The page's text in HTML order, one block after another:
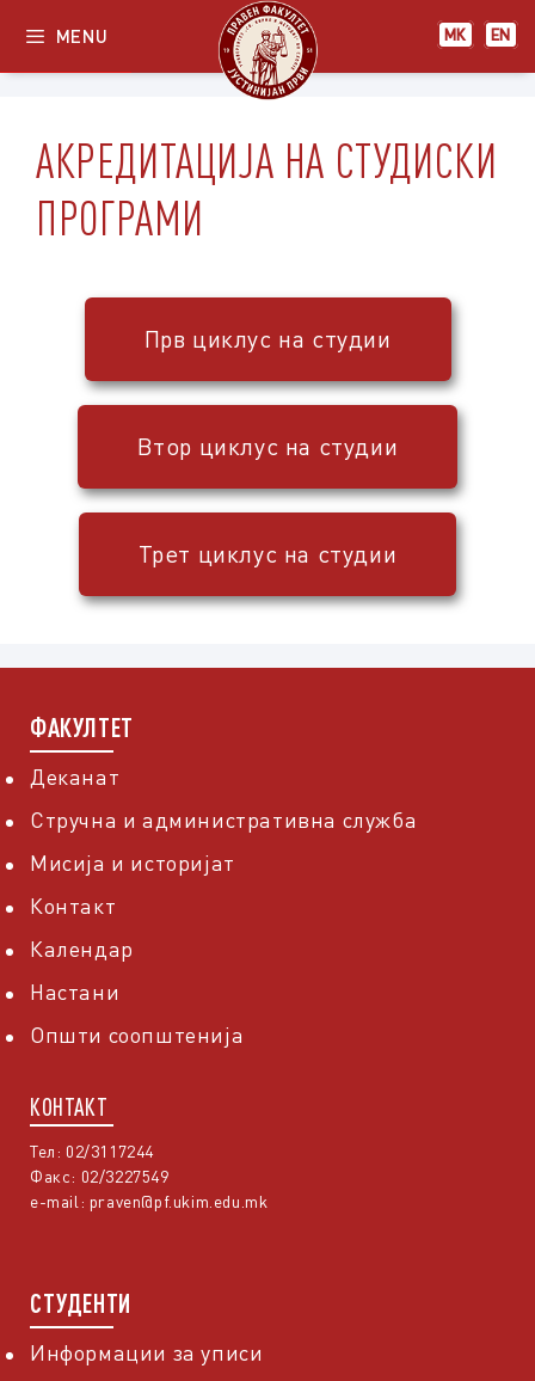
МК EN
MENU
АКРЕДИТАЦИЈА НА СТУДИСКИ
ПРОГРАМИ
Прв циклус на студии
Втор циклус на студии
Трет циклус на студии
ФАКУЛТЕТ
Деканат
Стручна и административна служба
Мисија и историјат
Контакт
Календар
Настани
Општи соопштенија
КОНТАКТ
Тел: 02/3117244
Факс: 02/3227549
e-mail: praven@pf.ukim.edu.mk
СТУДЕНТИ
Информации за уписи